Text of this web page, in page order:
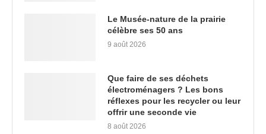
Le Musée-nature de la prairie
célèbre ses 50 ans
9 août 2026
Que faire de ses déchets
électroménagers ? Les bons
réflexes pour les recycler ou leur
offrir une seconde vie
8 août 2026